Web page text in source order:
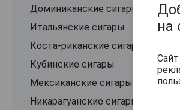
Доминиканские сигары
Итальянские сигары
Коста-риканские сигары
Кубинские сигары
Мексиканские сигары
Никарагуанские сигары
на